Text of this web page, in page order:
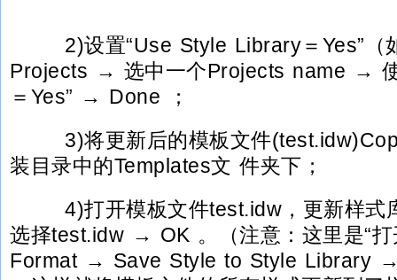
2)设置“Use Style Library＝Yes”（
Projects → 选中一个Projects name →
＝Yes” → Done ；
3)将更新后的模板文件
装目录中的Templates文 件夹下；
4)打开模板文件test.idw，更新样
选择test.idw → OK 。（注意：这里是“打
Format → Save Style to Style Library